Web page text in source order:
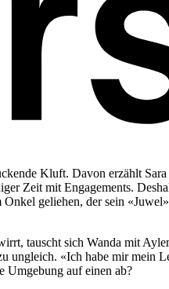
Kluft. Davon erzählt
Zeit mit Engagements.
geliehen, der sein
tauscht sich Wanda mit
ungleich. «Ich habe mir mein
Umgebung auf einen ab?